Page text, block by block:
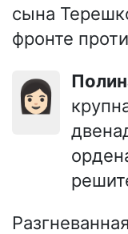
сына
фронте
👩🏻